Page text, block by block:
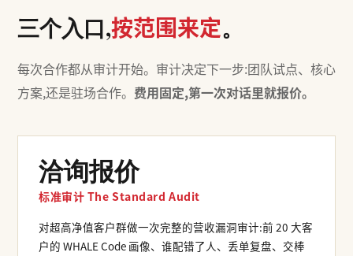
三个入口,按范围来定。
每次合作都从审计开始。审计决定下一步:团队试点、核心
方案,还是驻场合作。 费用固定,第一次对话里就报价。
洽询报价
标准审计 The Standard Audit
对超高净值客户群做一次完整的营收漏洞审计:前 20 大客
户的 WHALE Code 画像、谁配错了人、丢单复盘、交棒